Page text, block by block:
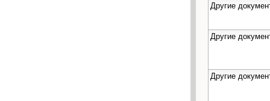
Другие
Другие
Другие